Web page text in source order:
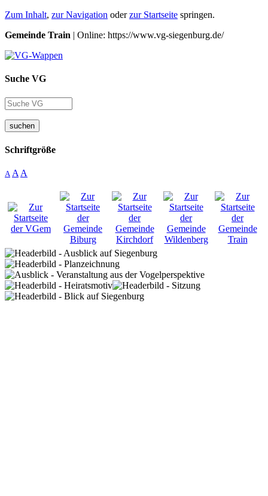
Zum Inhalt, zur Navigation oderzur Startseite springen.
Gemeinde Train | Online: https://www.vg-siegenburg.de/
Suche VG
suchen
Schriftgröße
A A A